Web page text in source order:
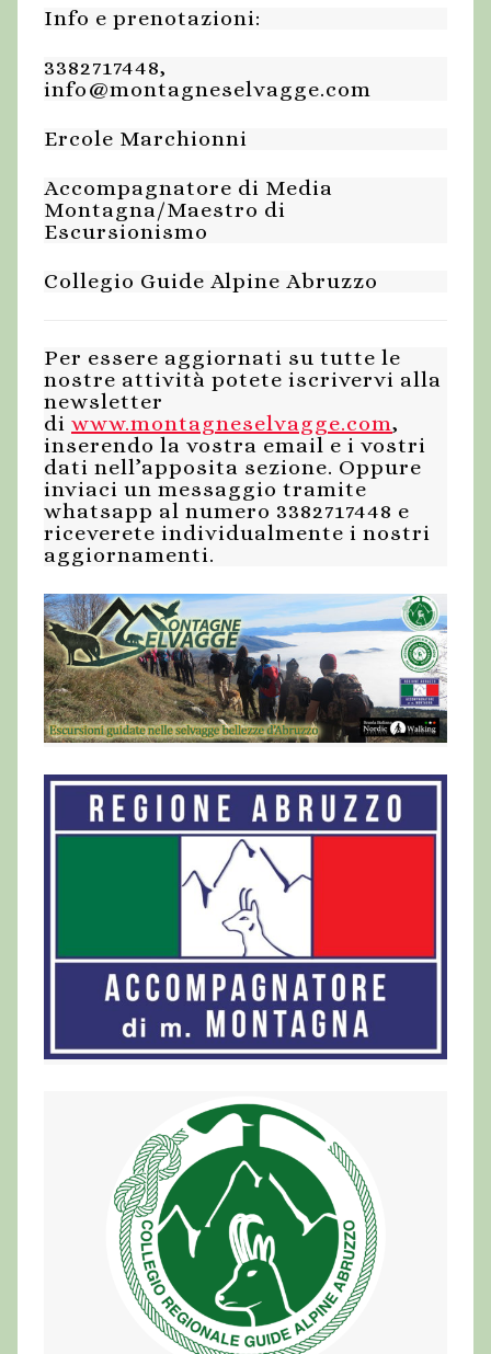
Info e prenotazioni:
3382717448,
info@montagneselvagge.com
Ercole Marchionni
Accompagnatore di Media
Montagna/Maestro di
Escursionismo
Collegio Guide Alpine Abruzzo
Per essere aggiornati su tutte le
nostre attività potete iscrivervi alla
newsletter
di www.montagneselvagge.com,
inserendo la vostra email e i vostri
dati nell’apposita sezione. Oppure
inviaci un messaggio tramite
whatsapp al numero 3382717448 e
riceverete individualmente i nostri
aggiornamenti.